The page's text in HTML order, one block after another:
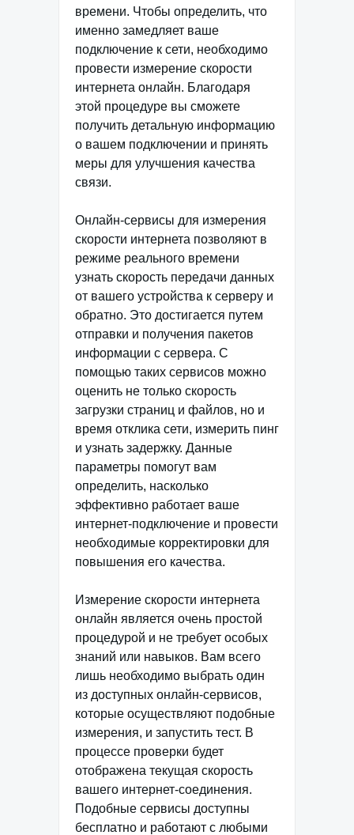
времени. Чтобы определить, что
именно замедляет ваше
подключение к сети, необходимо
провести измерение скорости
интернета онлайн. Благодаря
этой процедуре вы сможете
получить детальную информацию
о вашем подключении и принять
меры для улучшения качества
связи.
Онлайн-сервисы для измерения
скорости интернета позволяют в
режиме реального времени
узнать скорость передачи данных
от вашего устройства к серверу и
обратно. Это достигается путем
отправки и получения пакетов
информации с сервера. С
помощью таких сервисов можно
оценить не только скорость
загрузки страниц и файлов, но и
время отклика сети, измерить пинг
и узнать задержку. Данные
параметры помогут вам
определить, насколько
эффективно работает ваше
интернет-подключение и провести
необходимые корректировки для
повышения его качества.
Измерение скорости интернета
онлайн является очень простой
процедурой и не требует особых
знаний или навыков. Вам всего
лишь необходимо выбрать один
из доступных онлайн-сервисов,
которые осуществляют подобные
измерения, и запустить тест. В
процессе проверки будет
отображена текущая скорость
вашего интернет-соединения.
Подобные сервисы доступны
бесплатно и работают с любыми